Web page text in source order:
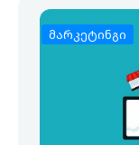
მარკეტინგი